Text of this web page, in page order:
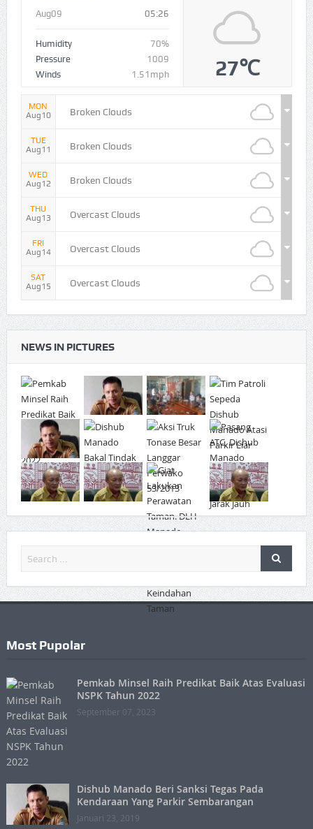
Aug09 05:26
Humidity
70%
Pressure
1009
Winds
1.51mph 27℃
MON
Aug10
Broken Clouds
TUE
Aug11
Broken Clouds
WED
Aug12
Broken Clouds
THU
Aug13
Overcast Clouds
FRI
Aug14
Overcast Clouds
SAT
Aug15
Overcast Clouds
NEWS IN PICTURES
Most Pupolar
Pemkab Minsel Raih Predikat Baik Atas Evaluasi
NSPK Tahun 2022
September 07, 2023
Dishub Manado Beri Sanksi Tegas Pada
Kendaraan Yang Parkir Sembarangan
Januari 23, 2019